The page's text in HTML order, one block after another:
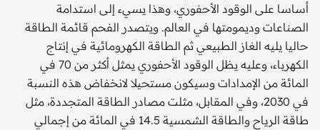
أساسا على الوقود الأحفوري، وهذا يسيء إلى استدامة
الصناعات وديمومتها في العالم. ويتصدر الفحم قائمة الطاقة
حاليا يليه الغاز الطبيعي ثم الطاقة الكهرومائية في إنتاج
الكهرباء، وعليه يظل الوقود الأحفوري يمثل أكثر من 70 في
المائة من الإمدادات وسيكون مستحيلا لانخفاض هذه النسبة
في 2030، وفي المقابل، مثلت مصادر الطاقة المتجددة، مثل
طاقة الرياح والطاقة الشمسية 14.5 في المائة من إجمالي